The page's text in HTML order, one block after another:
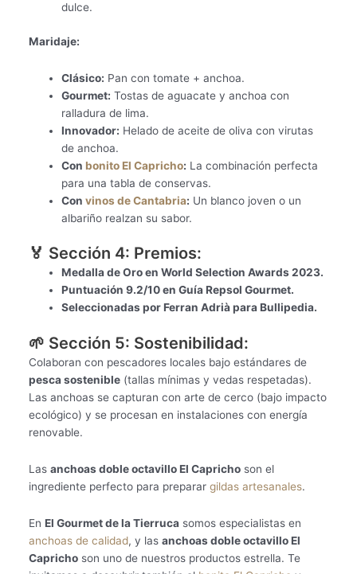
dulce.
Maridaje:
Clásico: Pan con tomate + anchoa.
Gourmet: Tostas de aguacate y anchoa con
ralladura de lima.
Innovador: Helado de aceite de oliva con virutas
de anchoa.
Con bonito El Capricho: La combinación perfecta
para una tabla de conservas.
Con vinos de Cantabria: Un blanco joven o un
albariño realzan su sabor.
🏅 Sección 4: Premios:
Medalla de Oro en World Selection Awards 2023.
Puntuación 9.2/10 en Guía Repsol Gourmet.
Seleccionadas por Ferran Adrià para Bullipedia.
🌱 Sección 5: Sostenibilidad:
Colaboran con pescadores locales bajo estándares de
pesca sostenible(tallas mínimas y vedas respetadas).
Las anchoas se capturan con arte de cerco (bajo impacto
ecológico) y se procesan en instalaciones con energía
renovable.
Las anchoas doble octavillo El Caprichoson el
ingrediente perfecto para preparar gildas artesanales.
En El Gourmet de la Tierrucasomos especialistas en
anchoas de calidad, y las anchoas doble octavillo El
Caprichoson uno de nuestros productos estrella. Te